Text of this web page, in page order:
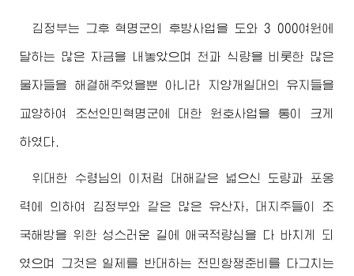
김정부는 그후 혁명군의 후방사업을 도와 3 000여원에
달하는 많은 자금을 내놓았으며 천과 식량을 비롯한 많은
물자들을 해결해주었을뿐 아니라 지양개일대의 유지들을
교양하여 조선인민혁명군에 대한 원호사업을 통이 크게
하였다.
위대한 수령님 의 이처럼 대해같은 넓으신 도량과 포옹
력에 의하여 김정부와 같은 많은 유산자, 대지주들이 조
국해방을 위한 성스러운 길에 애국적량심을 다 바치게 되
였으며 그것은 일제를 반대하는 전민항쟁준비를 다그치는